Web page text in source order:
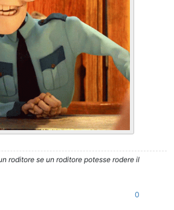
roditore se un roditore potesse rodere il
0